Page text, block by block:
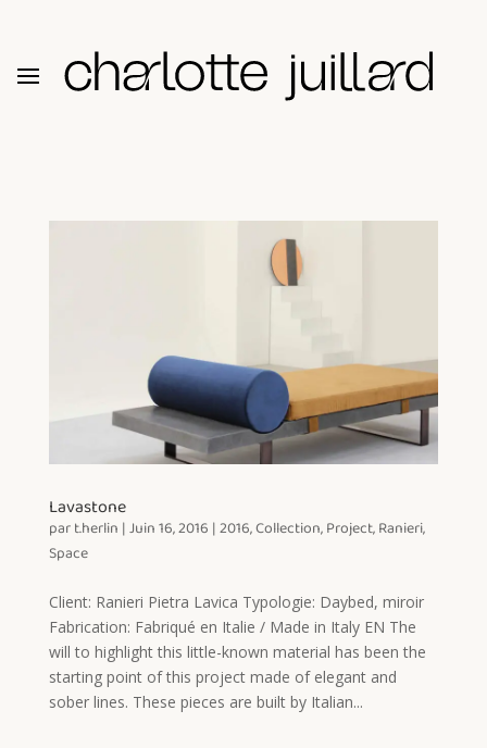
Lavastone
part.herlin |Juin 16, 2016 |2016,Collection,Project,Ranieri,
Space
Client: Ranieri Pietra Lavica Typologie: Daybed, miroir
Fabrication: Fabriqué en Italie / Made in Italy EN The
will to highlight this little-known material has been the
starting point of this project made of elegant and
sober lines. These pieces are built by Italian...